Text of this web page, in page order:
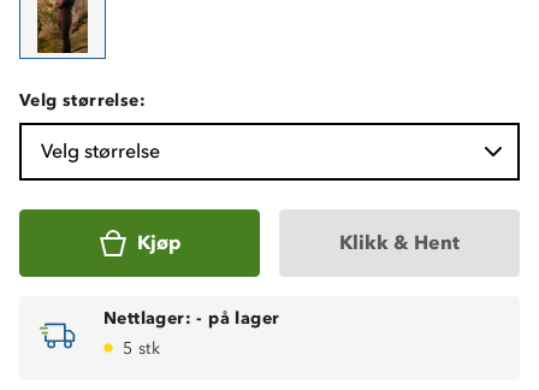
Velg størrelse:
Velg størrelse
Kjøp Klikk & Hent
Nettlager: - på lager
5 stk